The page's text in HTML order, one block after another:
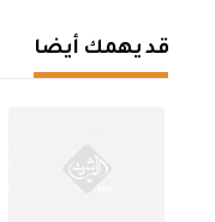
قد يهمك أيضا